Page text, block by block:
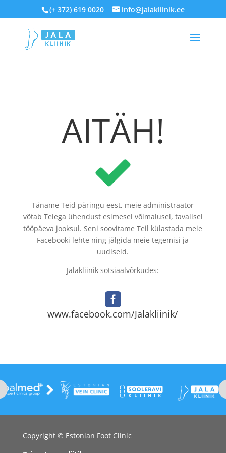
(+ 372) 619 0020 info@jalakliinik.ee
AITÄH!
Täname Teid päringu eest, meie administraator
võtab Teiega ühendust esimesel võimalusel, tavalisel
tööpäeva jooksul. Seni soovitame Teil külastada meie
Facebooki lehte ning jälgida meie tegemisi ja
uudiseid.
Jalakliinik sotsiaalvõrkudes:

www.facebook.com/Jalakliinik/
Copyright © Estonian Foot Clinic